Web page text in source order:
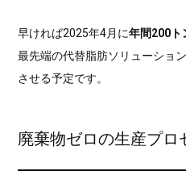
早ければ2025年4月に年間200ト
最先端の代替脂肪ソリューショ
させる予定です。
廃棄物ゼロの生産プロ